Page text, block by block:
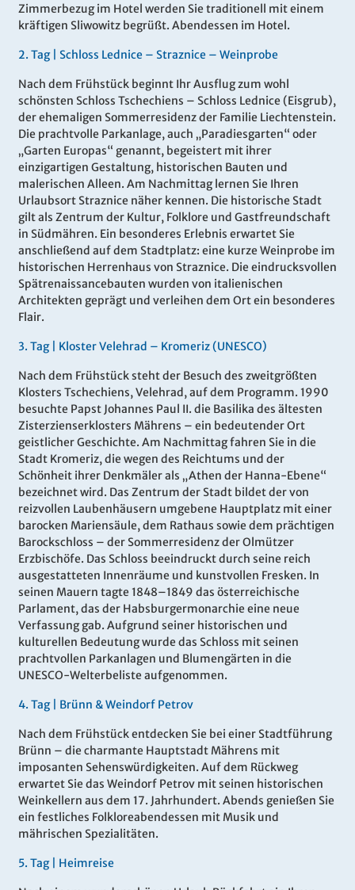
Zimmerbezug im Hotel werden Sie traditionell mit einem
kräftigen Sliwowitz begrüßt. Abendessen im Hotel.
2. Tag | Schloss Lednice – Straznice – Weinprobe
Nach dem Frühstück beginnt Ihr Ausflug zum wohl
schönsten Schloss Tschechiens – Schloss Lednice (Eisgrub),
der ehemaligen Sommerresidenz der Familie Liechtenstein.
Die prachtvolle Parkanlage, auch „Paradiesgarten“ oder
„Garten Europas“ genannt, begeistert mit ihrer
einzigartigen Gestaltung, historischen Bauten und
malerischen Alleen. Am Nachmittag lernen Sie Ihren
Urlaubsort Straznice näher kennen. Die historische Stadt
gilt als Zentrum der Kultur, Folklore und Gastfreundschaft
in Südmähren. Ein besonderes Erlebnis erwartet Sie
anschließend auf dem Stadtplatz: eine kurze Weinprobe im
historischen Herrenhaus von Straznice. Die eindrucksvollen
Spätrenaissancebauten wurden von italienischen
Architekten geprägt und verleihen dem Ort ein besonderes
Flair.
3. Tag | Kloster Velehrad – Kromeriz (UNESCO)
Nach dem Frühstück steht der Besuch des zweitgrößten
Klosters Tschechiens, Velehrad, auf dem Programm. 1990
besuchte Papst Johannes Paul II. die Basilika des ältesten
Zisterzienserklosters Mährens – ein bedeutender Ort
geistlicher Geschichte. Am Nachmittag fahren Sie in die
Stadt Kromeriz, die wegen des Reichtums und der
Schönheit ihrer Denkmäler als „Athen der Hanna-Ebene“
bezeichnet wird. Das Zentrum der Stadt bildet der von
reizvollen Laubenhäusern umgebene Hauptplatz mit einer
barocken Mariensäule, dem Rathaus sowie dem prächtigen
Barockschloss – der Sommerresidenz der Olmützer
Erzbischöfe. Das Schloss beeindruckt durch seine reich
ausgestatteten Innenräume und kunstvollen Fresken. In
seinen Mauern tagte 1848–1849 das österreichische
Parlament, das der Habsburgermonarchie eine neue
Verfassung gab. Aufgrund seiner historischen und
kulturellen Bedeutung wurde das Schloss mit seinen
prachtvollen Parkanlagen und Blumengärten in die
UNESCO-Welterbeliste aufgenommen.
4. Tag | Brünn & Weindorf Petrov
Nach dem Frühstück entdecken Sie bei einer Stadtführung
Brünn – die charmante Hauptstadt Mährens mit
imposanten Sehenswürdigkeiten. Auf dem Rückweg
erwartet Sie das Weindorf Petrov mit seinen historischen
Weinkellern aus dem 17. Jahrhundert. Abends genießen Sie
ein festliches Folkloreabendessen mit Musik und
mährischen Spezialitäten.
5. Tag | Heimreise